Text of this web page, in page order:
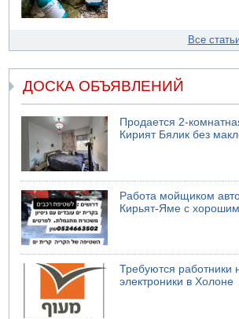
Все
ДОСКА ОБЪЯВЛЕНИЙ
Продается 2-
Кирият Бялик без
Работа мойщиком
Кирьят-Яме с
Требуются работники
электроники в Холоне